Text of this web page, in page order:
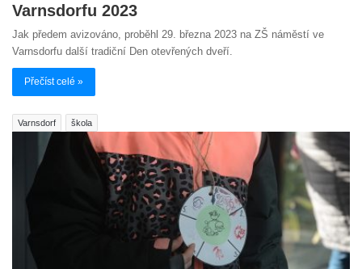
Varnsdorfu 2023
Jak předem avizováno, proběhl 29. března 2023 na ZŠ náměstí ve
Varnsdorfu další tradiční Den otevřených dveří.
Přečíst celé »
Varnsdorf škola